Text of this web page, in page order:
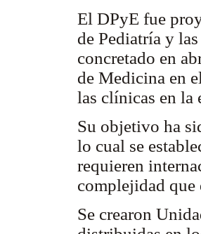
El DPyE fue
de Pediatría y
concretado en
de Medicina en
las clínicas en la
Su objetivo ha
lo cual se
requieren
complejidad que
Se crearon